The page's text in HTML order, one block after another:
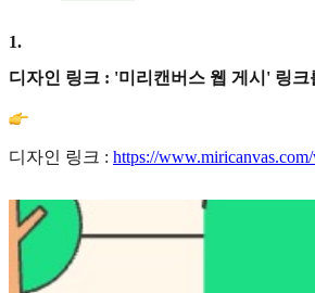
1.
디자인 링크 : '미리캔버스 웹 게시' 링
디자인 링크 : https://